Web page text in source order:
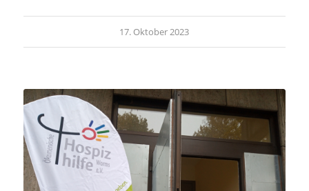
17. Oktober 2023